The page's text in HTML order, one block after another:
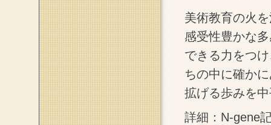
美術教育の火
感受性豊かな
できる力をつ
ちの中に確か
拡げる歩みを
詳細：N-gene